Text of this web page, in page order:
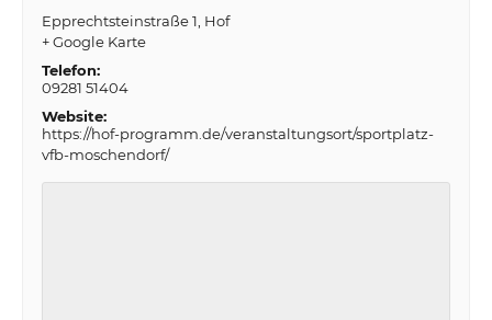
Epprechtsteinstraße 1 Hof
+ Google Karte
Telefon:
09281 51404
Website:
https://hof-programm.de/veranstaltungsort/sportplatz-
vfb-moschendorf/